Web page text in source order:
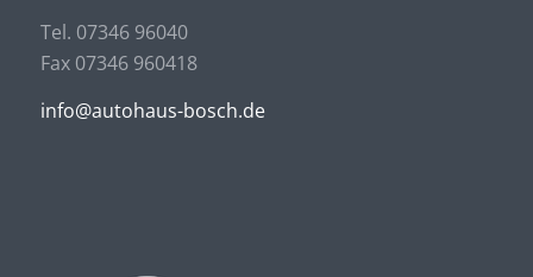
Tel. 07346 96040
Fax 07346 960418
info@autohaus-bosch.de